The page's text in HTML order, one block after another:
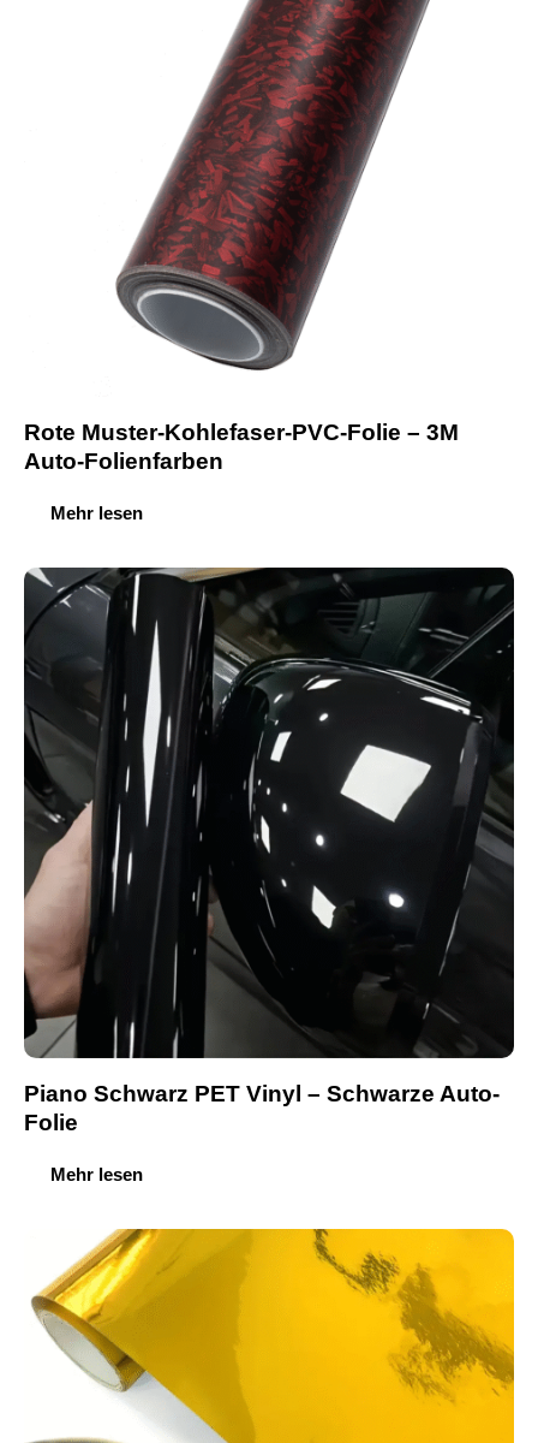
Rote Muster-Kohlefaser-PVC-Folie – 3M
Auto-Folienfarben
Mehr lesen
Piano Schwarz PET Vinyl – Schwarze Auto-
Folie
Mehr lesen